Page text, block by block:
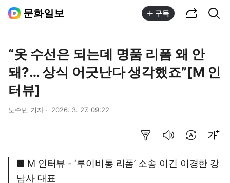
문화일보 구독
“옷 수선은 되는데 명품 리폼 왜 안
돼?… 상식 어긋난다 생각했죠”[M 인
터뷰]
노수빈 기자 2026. 3. 27. 09:22
■ M 인터뷰 - ‘루이비통 리폼’ 소송 이긴 이경한 강
남사 대표